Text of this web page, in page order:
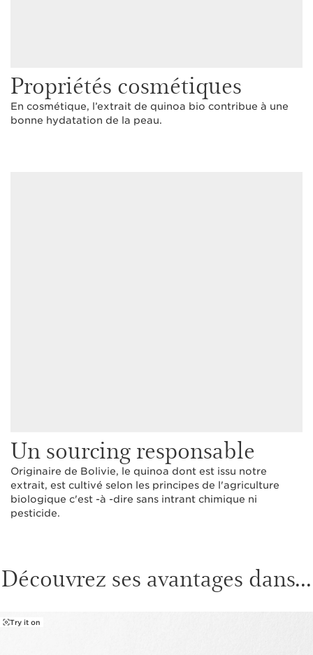
Propriétés cosmétiques
En cosmétique, l’extrait de quinoa bio contribue à une
bonne hydatation de la peau.
Un sourcing responsable
Originaire de Bolivie, le quinoa dont est issu notre
extrait, est cultivé selon les principes de l'agriculture
biologique c'est -à -dire sans intrant chimique ni
pesticide.
Découvrez ses avantages dans...
Try it on